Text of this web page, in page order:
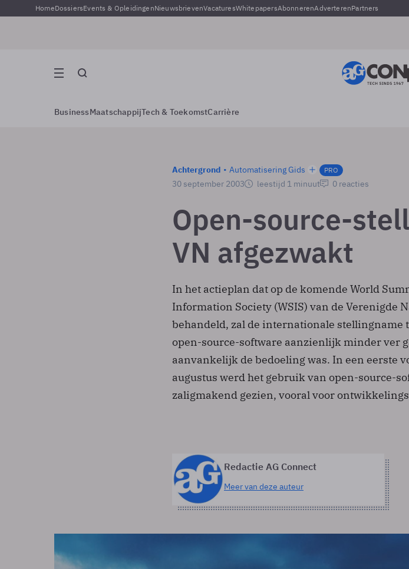
HomeDossiersEvents & OpleidingenNieuwsbrievenVacaturesWhitepapersAbonnerenAdverterenPartners
BusinessMaatschappijTech & ToekomstCarrière
Achtergrond Automatisering Gids PRO
30 september 2003 leestijd 1 minuut 0 reacties
Open-source-
VN afgezwakt
In het actieplan dat op de komende World
Information Society (WSIS) van de Verenigde
behandeld, zal de internationale stellingname
open-source-software aanzienlijk minder ver
aanvankelijk de bedoeling was. In een eerste
augustus werd het gebruik van open-source-
zaligmakend gezien, vooral voor
Redactie AG Connect
Meer van deze auteur